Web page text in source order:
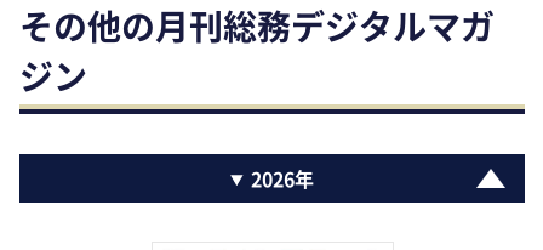
その他の月刊総務デジタルマガ
ジン
2026年